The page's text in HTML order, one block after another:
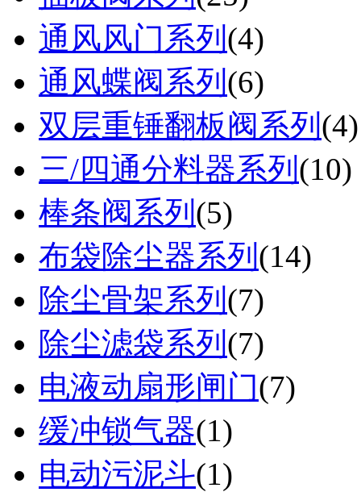
通风风门系列 (4)
通风蝶阀系列 (6)
双层重锤翻板阀系列 (4)
三/四通分料器系列 (10)
棒条阀系列 (5)
布袋除尘器系列 (14)
除尘骨架系列 (7)
除尘滤袋系列 (7)
电液动扇形闸门(7)
缓冲锁气器(1)
电动污泥斗(1)